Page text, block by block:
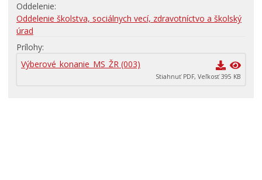
ŠKOLSTVO
Stavby, prenájmy a pozemky
ZAMESTNANIE V SAMOSPRÁVE
Životné prostredie a odpady
Oddelenie
Oddelenie školstva, sociálnych vecí, zdravotníctvo a školský
úrad
Prílohy
Výberové_konanie_MS_ŽR (003)
Stiahnuť PDF, Veľkosť 395 KB